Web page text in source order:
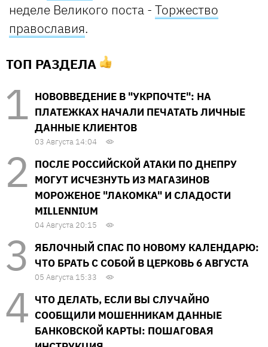
неделе Великого поста - Торжество
православия.
ТОП РАЗДЕЛА
НОВОВВЕДЕНИЕ В "УКРПОЧТЕ": НА
ПЛАТЕЖКАХ НАЧАЛИ ПЕЧАТАТЬ ЛИЧНЫЕ
ДАННЫЕ КЛИЕНТОВ
03 Августа 14:04
ПОСЛЕ РОССИЙСКОЙ АТАКИ ПО ДНЕПРУ
МОГУТ ИСЧЕЗНУТЬ ИЗ МАГАЗИНОВ
МОРОЖЕНОЕ "ЛАКОМКА" И СЛАДОСТИ
MILLENNIUM
04 Августа 20:15
ЯБЛОЧНЫЙ СПАС ПО НОВОМУ КАЛЕНДАРЮ:
ЧТО БРАТЬ С СОБОЙ В ЦЕРКОВЬ 6 АВГУСТА
05 Августа 15:33
ЧТО ДЕЛАТЬ, ЕСЛИ ВЫ СЛУЧАЙНО
СООБЩИЛИ МОШЕННИКАМ ДАННЫЕ
БАНКОВСКОЙ КАРТЫ: ПОШАГОВАЯ